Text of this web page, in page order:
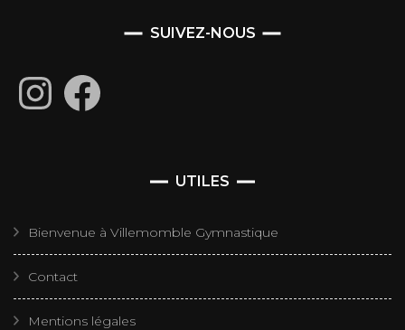
SUIVEZ-NOUS
InstagramFacebook
UTILES
Bienvenue à Villemomble Gymnastique
Contact
Mentions légales